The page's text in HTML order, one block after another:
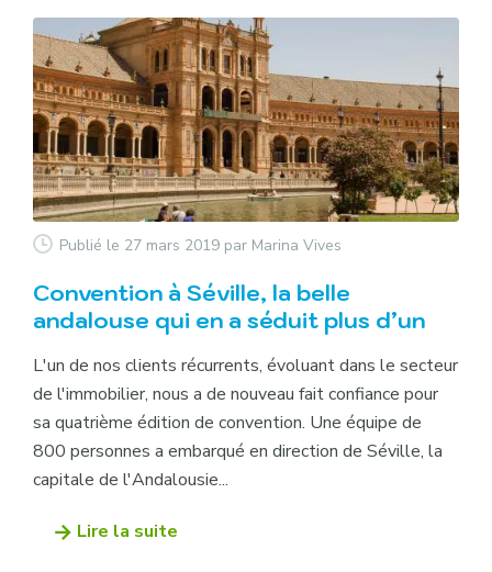
Publié le 27 mars 2019 par Marina Vives
Convention à Séville, la belle
andalouse qui en a séduit plus d’un
L'un de nos clients récurrents, évoluant dans le secteur
de l'immobilier, nous a de nouveau fait confiance pour
sa quatrième édition de convention. Une équipe de
800 personnes a embarqué en direction de Séville, la
capitale de l'Andalousie...
Lire la suite